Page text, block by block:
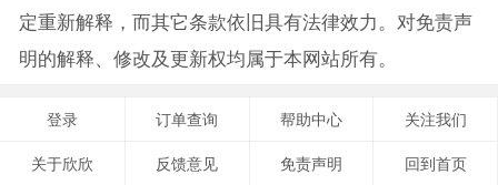
定重新解释，而其它条款依旧具有法律效力。对免责声
明的解释、修改及更新权均属于本网站所有。
登录 订单查询 帮助中心 关注我们
关于欣欣 反馈意见 免责声明 回到首页